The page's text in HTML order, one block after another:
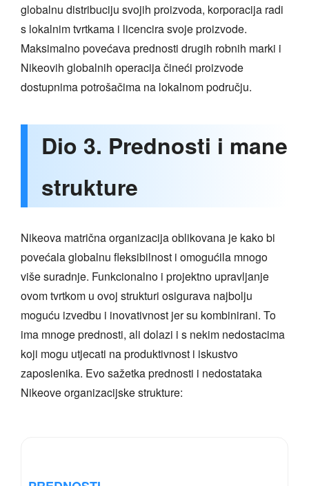
globalnu distribuciju svojih proizvoda, korporacija radi
s lokalnim tvrtkama i licencira svoje proizvode.
Maksimalno povećava prednosti drugih robnih marki i
Nikeovih globalnih operacija čineći proizvode
dostupnima potrošačima na lokalnom području.
Dio 3. Prednosti i mane
strukture
Nikeova matrična organizacija oblikovana je kako bi
povećala globalnu fleksibilnost i omogućila mnogo
više suradnje. Funkcionalno i projektno upravljanje
ovom tvrtkom u ovoj strukturi osigurava najbolju
moguću izvedbu i inovativnost jer su kombinirani. To
ima mnoge prednosti, ali dolazi i s nekim nedostacima
koji mogu utjecati na produktivnost i iskustvo
zaposlenika. Evo sažetka prednosti i nedostataka
Nikeove organizacijske strukture: